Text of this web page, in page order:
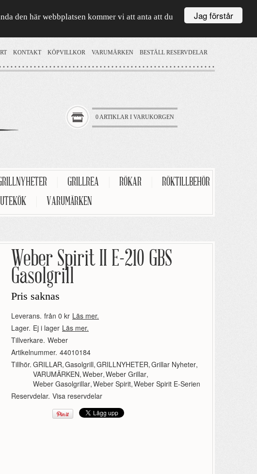
Jag förstår
den här webbplatsen kommer vi att anta att du
KONTAKT KÖPVILLKOR VARUMÄRKEN BESTÄLL RESERVDELAR
0 ARTIKLAR I VARUKORGEN
GRILLREA RÖKAR
RÖKTILLBEHÖR
UTEKÖK VARUMÄRKEN
Weber Spirit II E-210 GBS
Gasolgrill
Pris saknas
Leverans. från 0 kr Läs mer.
Lager. Ej i lager Läs mer.
Tillverkare. Weber
Artikelnummer. 44010184
Tillhör. GRILLAR,Gasolgrill,GRILLNYHETER,Grillar Nyheter,
VARUMÄRKEN,Weber,Weber Grillar,
Weber Gasolgrillar,Weber Spirit,Weber Spirit E-Serien
Reservdelar. Visa reservdelar